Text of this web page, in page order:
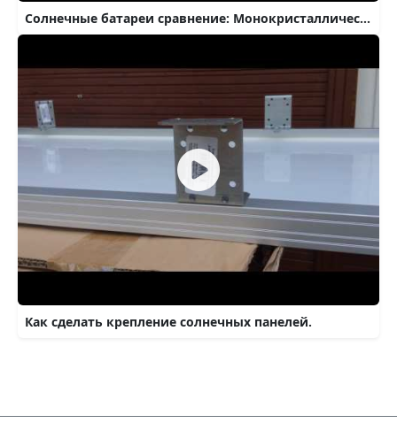
Солнечные батареи сравнение: Монокристаллические и поликристаллические солнечные панели. Что лучше?
Как сделать крепление солнечных панелей.